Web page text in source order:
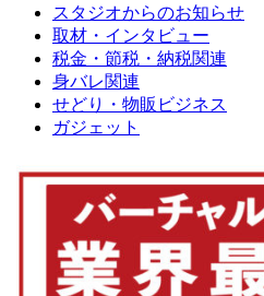
スタジオからのお知らせ
取材・インタビュー
税金・節税・納税関連
身バレ関連
せどり・物販ビジネス
ガジェット